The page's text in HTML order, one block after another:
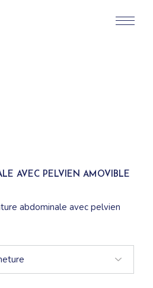
AVEC PELVIEN AMOVIBLE
abdominale avec pelvien
du patient
maitrisée